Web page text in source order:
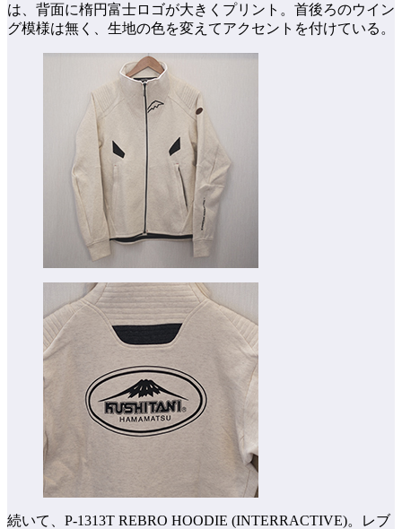
は、背面に楕円富士ロゴが大きくプリント。首後ろのウイン
グ模様は無く、生地の色を変えてアクセントを付けている。
続いて、P-1313T REBRO HOODIE (INTERRACTIVE)。レブ